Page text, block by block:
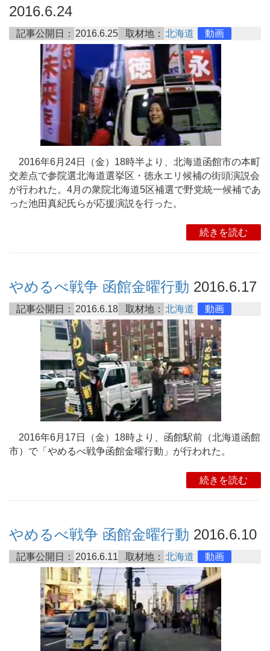
2016.6.24
記事公開日： 2016.6.25 取材地： 北海道 動画
2016年6月24日（金）18時半より、北海道函館市の本町
交差点で参院選北海道選挙区・徳永エリ候補の街頭演説会
が行われた。4月の衆院北海道5区補選で野党統一候補であ
った池田真紀氏らが応援演説を行った。
続きを読む
やめるべ戦争 函館金曜行動 2016.6.17
記事公開日： 2016.6.18 取材地： 北海道 動画
2016年6月17日（金）18時より、函館駅前（北海道函館
市）で「やめるべ戦争函館金曜行動」が行われた。
続きを読む
やめるべ戦争 函館金曜行動 2016.6.10
記事公開日： 2016.6.11 取材地： 北海道 動画